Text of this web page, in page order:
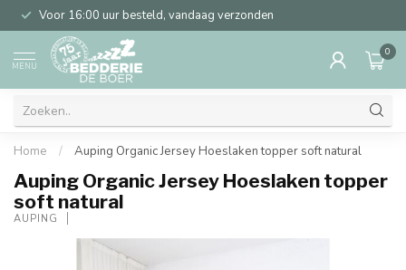
Voor 16:00 uur besteld, vandaag verzonden
MENU
0
Home / Auping Organic Jersey Hoeslaken topper soft natural
Auping Organic Jersey Hoeslaken topper
soft natural
AUPING